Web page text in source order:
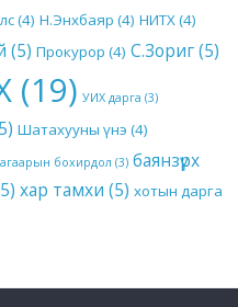
(4) Н.Энхбаяр (4) НИТХ(4)
(5) Прокурор (4) С.Зориг(5)
(19) УИХ дарга (3)
Шатахууны үнэ (4)
агаарын бохирдол (3) баянзүрх
хар тамхи (5) хотын дарга